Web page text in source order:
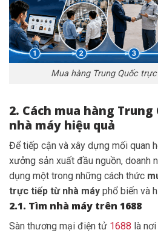
Mua hàng Trung Quốc
2. Cách mua hàng
nhà máy hiệu quả
Để tiếp cận và xây dựng mối quan
xưởng sản xuất đầu nguồn, doanh
dụng một trong những cách thức
trực tiếp từ nhà máy phổ biến và
2.1. Tìm nhà máy trên 1688
Sàn thương mại điện tử 1688 là